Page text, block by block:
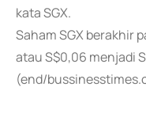
kata SGX.
Saham SGX berakhir
atau S$0,06 menjadi
(end/